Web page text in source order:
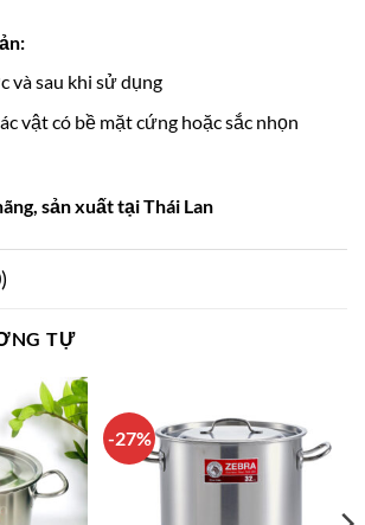
và sau khi sử dụng
vật có bề mặt cứng hoặc sắc nhọn
sản xuất tại Thái Lan
TỰ
-27%